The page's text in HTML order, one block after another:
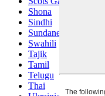
Shona
Sindhi
Sundanese
Swahili
Tajik
Tamil
Telugu
Thai